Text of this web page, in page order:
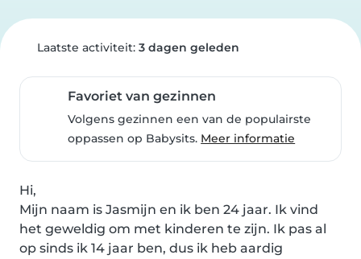
Laatste activiteit: 3 dagen geleden
Favoriet van gezinnen
Volgens gezinnen een van de populairste
oppassen op Babysits. Meer informatie
Hi,
Mijn naam is Jasmijn en ik ben 24 jaar. Ik vind
het geweldig om met kinderen te zijn. Ik pas al
op sinds ik 14 jaar ben, dus ik heb aardig